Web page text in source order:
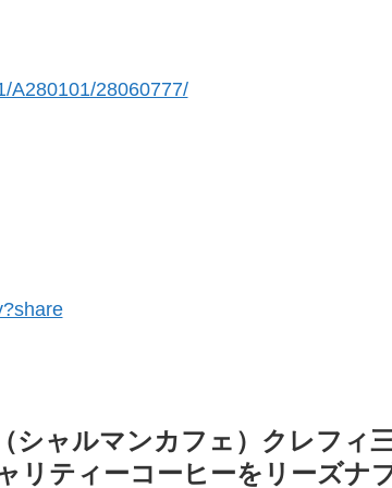
A280101/28060777/
シャルマンカフェ）クレフィ
リティーコーヒーをリーズナ